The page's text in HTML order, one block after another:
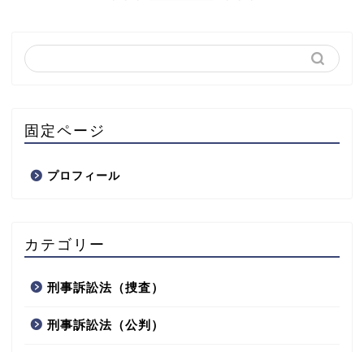
固定ページ
プロフィール
カテゴリー
刑事訴訟法（捜査）
刑事訴訟法（公判）